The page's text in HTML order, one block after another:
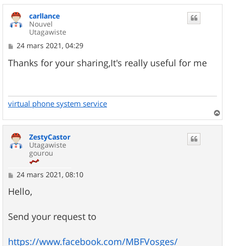
carllance
Nouvel
Utagawiste
M
s
s
24 mars 2021, 04:29
Thanks for your sharing,It's really useful for me
virtual phone system service
a
ZestyCastor
Utagawiste
gourou
M
s
s
g
e
24 mars 2021, 08:10
Hello,
Send your request to
https://www.facebook.com/MBFVosges/